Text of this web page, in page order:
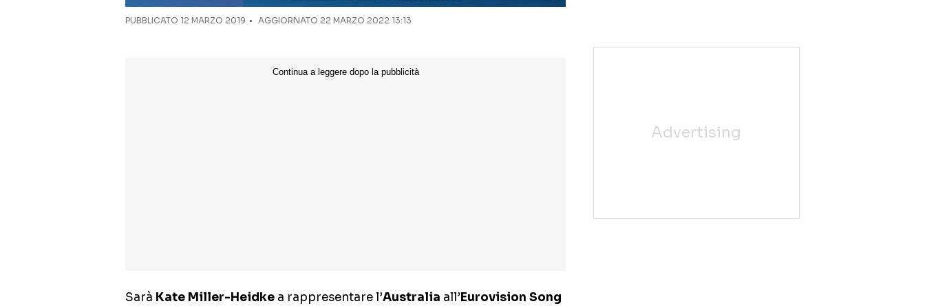
PUBBLICATO 12 MARZO 2019 AGGIORNATO 22 MARZO 2022 13:13
Sarà Kate Miller-Heidke a rappresentare l’Australia all’Eurovision Song